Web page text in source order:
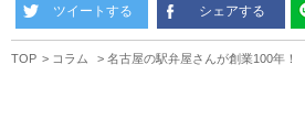
ツイートする シェアする
TOP コラム 名古屋の駅弁屋さんが創業100年